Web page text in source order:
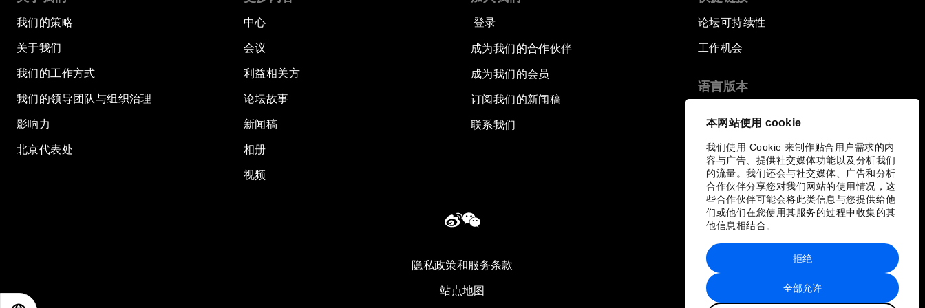
本网站使用 cookie
我们使用 Cookie 来制作贴合用户需求的内
容与广告、提供社交媒体功能以及分析我们
的流量。我们还会与社交媒体、广告和分析
合作伙伴分享您对我们网站的使用情况，这
些合作伙伴可能会将此类信息与您提供给他
们或他们在您使用其服务的过程中收集的其
他信息相结合。
全部允许
拒绝
我们的策略
关于我们
我们的工作方式
我们的领导团队与组织治理
影响力
北京代表处
中心
会议
利益相关方
论坛故事
新闻稿
相册
视频
登录
成为我们的合作伙伴
成为我们的会员
订阅我们的新闻稿
联系我们
论坛可持续性
工作机会
语言版本
隐私政策和服务条款
站点地图